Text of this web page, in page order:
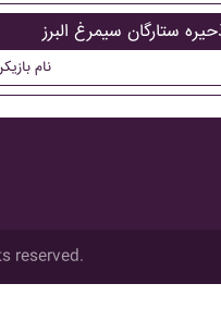
ستارگان سيمرغ البرز
نام
reserved.